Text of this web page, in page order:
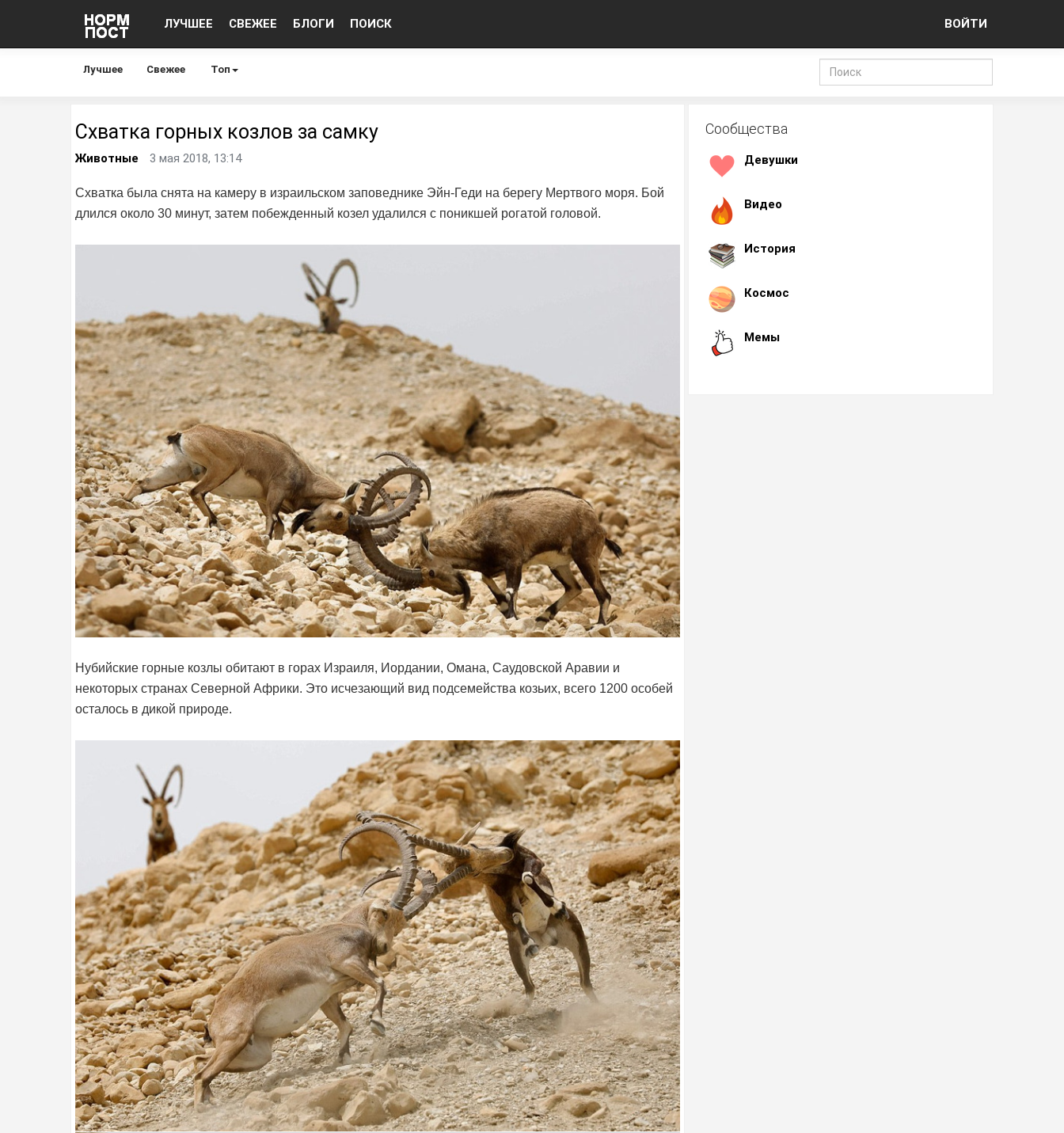
ЛУЧШЕЕ СВЕЖЕЕ БЛОГИ ПОИСК ВОЙТИ
Лучшее Свежее Топ
Схватка горных козлов за самку
Животные 3 мая 2018, 13:14
Схватка была снята на камеру в израильском заповеднике Эйн-Геди на берегу Мертвого моря. Бой
длился около 30 минут, затем побежденный козел удалился с поникшей рогатой головой.
Нубийские горные козлы обитают в горах Израиля, Иордании, Омана, Саудовской Аравии и
некоторых странах Северной Африки. Это исчезающий вид подсемейства козьих, всего 1200 особей
осталось в дикой природе.
Сообщества
Девушки
Видео
История
Космос
Мемы